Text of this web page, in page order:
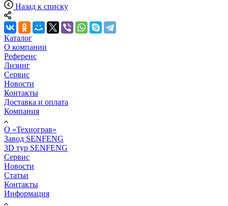
Назад к списку
Каталог
О компании
Референс
Лизинг
Сервис
Новости
Контакты
Доставка и оплата
Компания
О «Технограв»
Завод SENFENG
3D тур SENFENG
Сервис
Новости
Статьи
Контакты
Информация